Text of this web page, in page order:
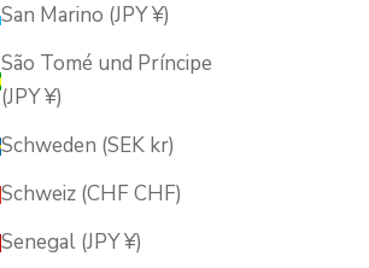
San Marino (JPY ¥)
São Tomé und Príncipe
(JPY ¥)
Schweden (SEK kr)
Schweiz (CHF CHF)
Senegal (JPY ¥)